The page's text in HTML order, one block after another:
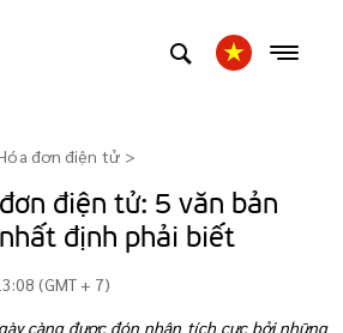
đơn điện tử >
điện tử: 5 văn bản
định phải biết
(GMT + 7)
càng được đón nhận tích cực bởi những